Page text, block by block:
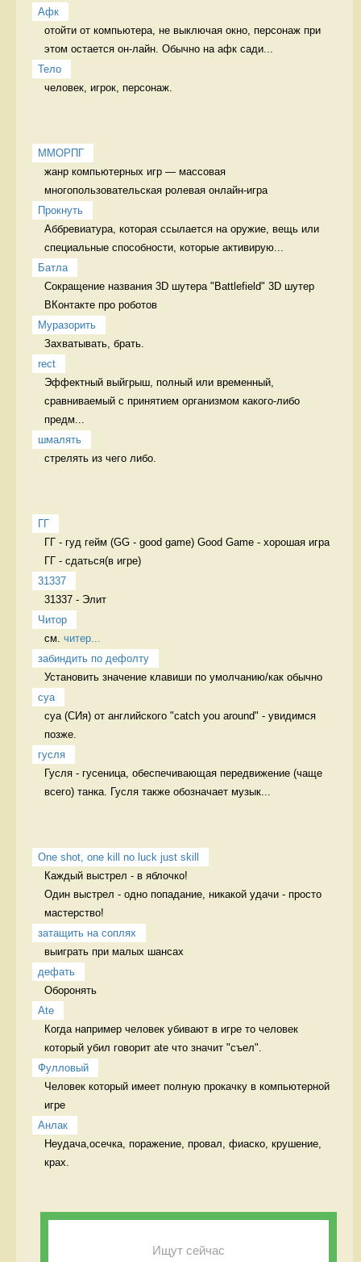
Афк
отойти от компьютера, не выключая окно, персонаж при
этом остается он-лайн. Обычно на афк сади...
Тело
человек, игрок, персонаж.
ММОРПГ
жанр компьютерных игр — массовая
многопользовательская ролевая онлайн-игра
Прокнуть
Аббревиатура, которая ссылается на оружие, вещь или
специальные способности, которые активирую...
Батла
Сокращение названия 3D шутера "Battlefield" 3D шутер
ВКонтакте про роботов
Муразорить
Захватывать, брать.
rect
Эффектный выйгрыш, полный или временный,
сравниваемый с принятием организмом какого-либо
предм...
шмалять
стрелять из чего либо.
ГГ
ГГ - гуд гейм (GG - good game) Good Game - хорошая игра
31337
31337 - Элит
Читор
см. читер...
забиндить по дефолту
Установить значение клавиши по умолчанию/как обычно
cya
cya (СИя) от английского "catch you around" - увидимся
позже.
гусля
Гусля - гусеница, обеспечивающая передвижение (чаще
всего) танка. Гусля также обозначает музык...
One shot, one kill no luck just skill
Каждый выстрел - в яблочко!
Один выстрел - одно попадание, никакой удачи - просто
мастерство!
затащить на соплях
выиграть при малых шансах
дефать
Оборонять
Ate
Когда например человек убивают в игре то человек
который убил говорит ate что значит "съел".
Фулловый
Человек который имеет полную прокачку в компьютерной
игре
Анлак
Неудача,осечка, поражение, провал, фиаско, крушение,
крах.
Ищут сейчас